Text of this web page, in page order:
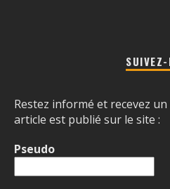
Restez informé et recevez
article est publié sur le site :
Pseudo